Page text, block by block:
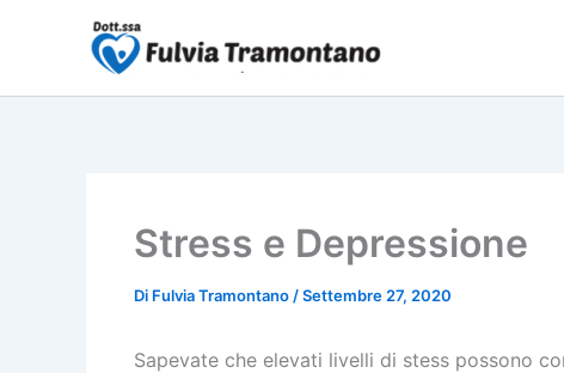
Stress e Depressione
Di Fulvia Tramontano /Settembre 27, 2020
Sapevate che elevati livelli di stess possono